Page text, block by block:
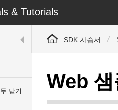
& Tutorials
닫기
SDK 자습서
Web